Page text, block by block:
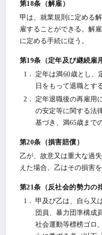
解雇
甲は、就業規則に定める
雇することができる。解
に定める手続に従う。
定年及び継続雇
定年は満60歳とし、
日をもって退職とす
定年退職後の再雇用
の安定等に関する法
基づき、満65歳まで
損害賠償
乙が、故意又は重大な過
えた場合、乙はその損害
反社会的勢力の
甲及び乙は、自ら又
団員、暴力団準構成
社会運動等標榜ゴロ